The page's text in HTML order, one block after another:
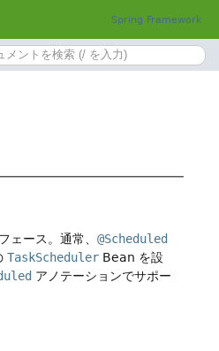
Spring Framework
ース。通常、 @Scheduled
TaskSchedulerBean を設
アノテーションでサポー